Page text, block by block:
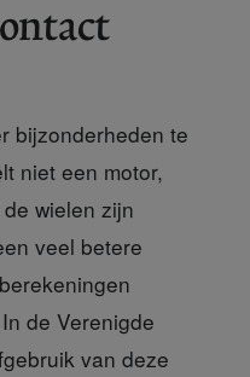
bijzonderheden te
niet een motor,
wielen zijn
veel betere
de Verenigde
van deze